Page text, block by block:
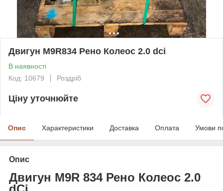
Двигун M9R834 Рено Колеос 2.0 dci
В наявності
Код: 10679
Роздріб
Ціну уточнюйте
Опис Характеристики Доставка Оплата Умови
Опис
Двигун M9R 834 Рено Колеос 2.0